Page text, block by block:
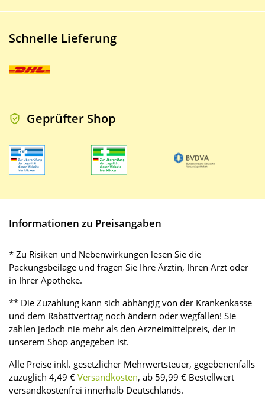
Schnelle Lieferung
Geprüfter Shop
Informationen zu Preisangaben
* Zu Risiken und Nebenwirkungen lesen Sie die
Packungsbeilage und fragen Sie Ihre Ärztin, Ihren Arzt oder
in Ihrer Apotheke.
** Die Zuzahlung kann sich abhängig von der Krankenkasse
und dem Rabattvertrag noch ändern oder wegfallen! Sie
zahlen jedoch nie mehr als den Arzneimittelpreis, der in
unserem Shop angegeben ist.
Alle Preise inkl. gesetzlicher Mehrwertsteuer, gegebenenfalls
zuzüglich 4,49 € Versandkosten, ab 59,99 € Bestellwert
versandkostenfrei innerhalb Deutschlands.